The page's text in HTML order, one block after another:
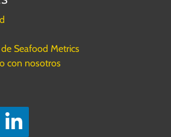
Seafood Metrics
con nosotros
LinkedIn